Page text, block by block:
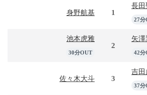
身野航基 1
長田
27分
池本虎雅
30分OUT
2
矢澤
42分
佐々木大斗 3
吉田
37分